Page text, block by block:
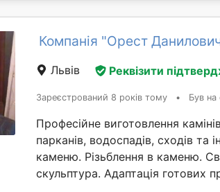
Компанія "Орест
Львів Реквізити
Зареєстрований 8 років тому • Був на
Професійне виготовлення
парканів, водоспадів, сходів та
каменю. Різьблення в каменю.
скульптура. Адаптація готових